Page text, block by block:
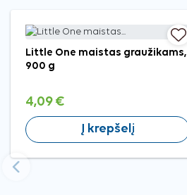
Little One maistas graužikams,
900 g
4,09 €
Į krepšelį
Ankstesnis